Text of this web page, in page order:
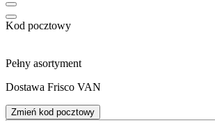
Kod pocztowy
Pełny asortyment
Dostawa Frisco VAN
Zmień kod pocztowy